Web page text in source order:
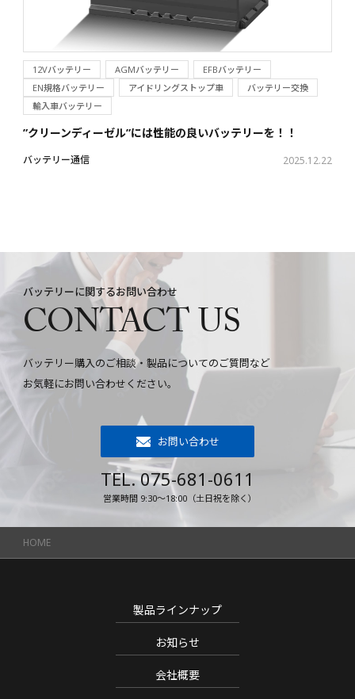
12Vバッテリー AGMバッテリー
EFBバッテリー
EN規格バッテリー
アイドリングストップ車
バッテリー交換
輸入車バッテリー
”クリーンディーゼル”には性能の良いバッテリーを！！
バッテリー通信 2025.12.22
バッテリーに関するお問い合わせ
CONTACT US
バッテリー購入のご相談・製品についてのご質問など
お気軽にお問い合わせください。
お問い合わせ
TEL. 075-681-0611
営業時間 9:30～18:00（土日祝を除く）
HOME
製品ラインナップ
お知らせ
会社概要